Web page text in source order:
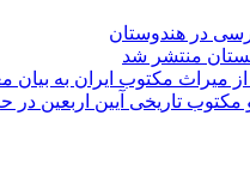
میراث مکتوب ایران به بیان
مکتوب تاریخی آیین اربعین